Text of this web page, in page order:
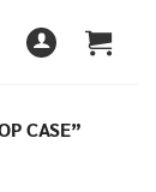
CASE”